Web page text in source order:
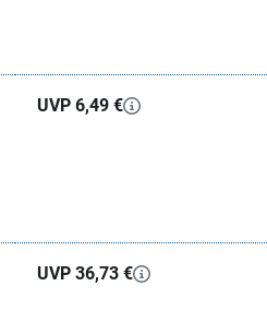
UVP 6,49 €
UVP 36,73 €